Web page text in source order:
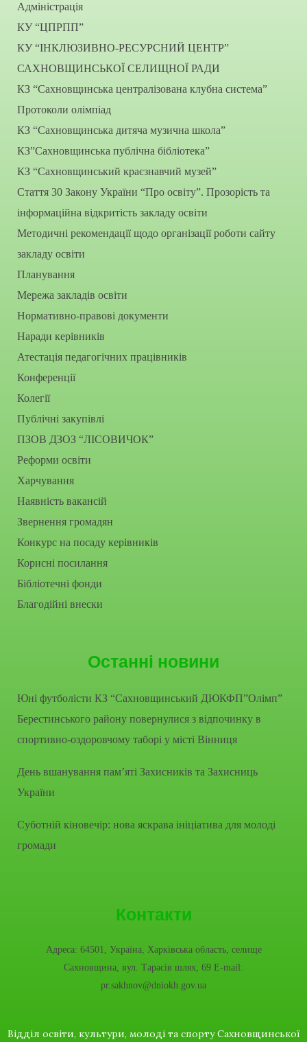
Адміністрація
КУ “ЦПРПП”
КУ “ІНКЛЮЗИВНО-РЕСУРСНИЙ ЦЕНТР”
САХНОВЩИНСЬКОЇ СЕЛИЩНОЇ РАДИ
КЗ “Сахновщинська централізована клубна система”
Протоколи олімпіад
КЗ “Сахновщинська дитяча музична школа”
КЗ”Сахновщинська публічна бібліотека”
КЗ “Сахновщинський краєзнавчий музей”
Стаття 30 Закону України “Про освіту”. Прозорість та
інформаційна відкритість закладу освіти
Методичні рекомендації щодо організації роботи сайту
закладу освіти
Планування
Мережа закладів освіти
Нормативно-правові документи
Наради керівників
Атестація педагогічних працівників
Конференції
Колегії
Публічні закупівлі
ПЗОВ ДЗОЗ “ЛІСОВИЧОК”
Реформи освіти
Харчування
Наявність вакансій
Звернення громадян
Конкурс на посаду керівників
Корисні посилання
Бібліотечні фонди
Благодійні внески
Останні новини
Юні футболісти КЗ “Сахновщинський ДЮКФП”Олімп”
Берестинського району повернулися з відпочинку в
спортивно-оздоровчому таборі у місті Вінниця
День вшанування пам’яті Захисників та Захисниць
України
Суботній кіновечір: нова яскрава ініціатива для молоді
громади
Контакти
Адреса: 64501, Україна, Харківська область, селище
Сахновщина, вул. Тарасів шлях, 69 E-mail:
pr.sakhnov@dniokh.gov.ua
Відділ освіти, культури, молоді та спорту Сахновщинської